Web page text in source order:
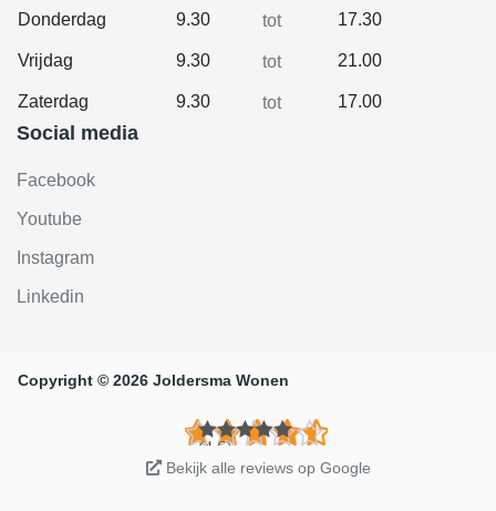
Donderdag 9.30 tot 17.30
Vrijdag 9.30 tot 21.00
Zaterdag 9.30 tot 17.00
Social media
Facebook
Youtube
Instagram
Linkedin
Copyright © 2026 Joldersma Wonen
(4.6)
Bekijk alle reviews op Google